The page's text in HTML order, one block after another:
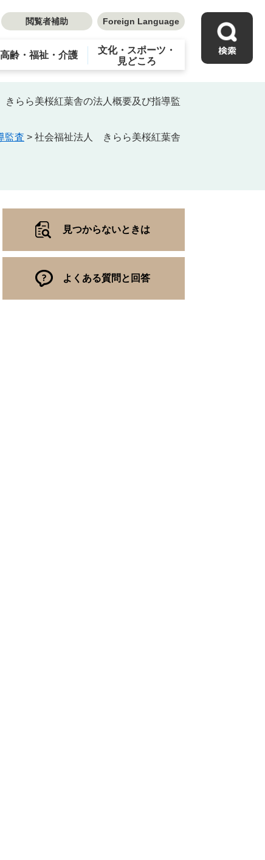
閲覧者補助 Foreign Language
高齢・福祉・介護
文化・スポーツ・
見どころ
らら美桜紅葉舎の法人概要及び指導監
監査 > 社会福祉法人 きらら美桜紅葉舎
見つからないときは
よくある質問と回答